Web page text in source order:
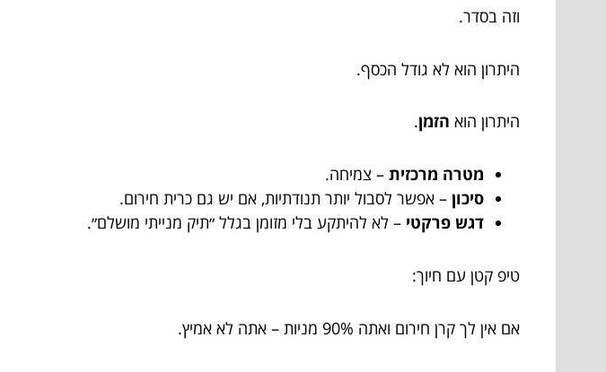
וזה בסדר.
היתרון הוא לא גודל הכסף.
היתרון הוא הזמן.
מטרה מרכזית – צמיחה.
סיכון – אפשר לסבול יותר תנודתיות, אם יש גם כרית חירום.
דגש פרקטי – לא להיתקע בלי מזומן בגלל ״תיק מנייתי מושלם״.
טיפ קטן עם חיוך:
אם אין לך קרן חירום ואתה 90% מניות – אתה לא אמיץ.